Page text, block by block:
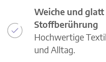
Weiche und
Stoffberührung
Hochwertige
und Alltag.